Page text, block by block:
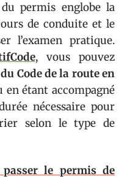
permis englobe la
de conduite et le
l’examen pratique.
, vous pouvez
Code de la route en
en étant accompagné
nécessaire pour
selon le type de
passer le permis de